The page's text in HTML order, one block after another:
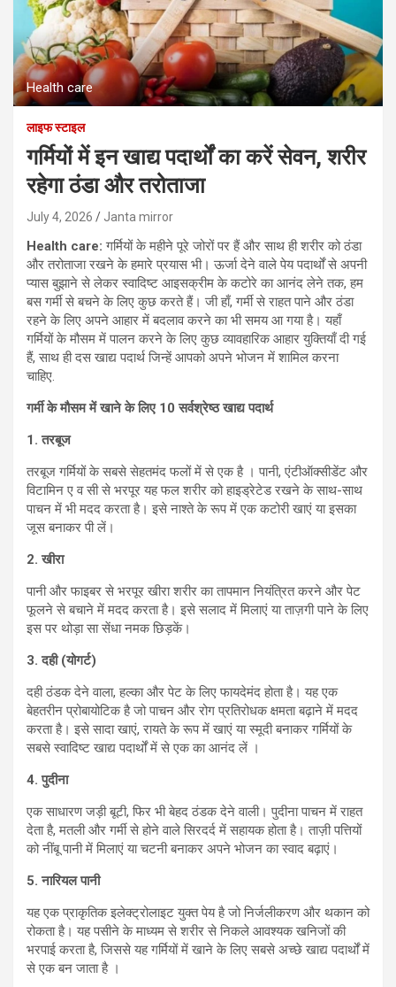
Health care
लाइफ स्टाइल
गर्मियों में इन खाद्य पदार्थों का करें सेवन, शरीर
रहेगा ठंडा और तरोताजा
July 4, 2026 Janta mirror
Health care:गर्मियों के महीने पूरे जोरों पर हैं और साथ ही शरीर को ठंडा
और तरोताजा रखने के हमारे प्रयास भी। ऊर्जा देने वाले पेय पदार्थों से अपनी
प्यास बुझाने से लेकर स्वादिष्ट आइसक्रीम के कटोरे का आनंद लेने तक, हम
बस गर्मी से बचने के लिए कुछ करते हैं। जी हाँ, गर्मी से राहत पाने और ठंडा
रहने के लिए अपने आहार में बदलाव करने का भी समय आ गया है। यहाँ
गर्मियों के मौसम में पालन करने के लिए कुछ व्यावहारिक आहार युक्तियाँ दी गई
हैं, साथ ही दस खाद्य पदार्थ जिन्हें आपको अपने भोजन में शामिल करना
चाहिए.
गर्मी के मौसम में खाने के लिए 10सर्वश्रेष्ठ खाद्य पदार्थ
1.तरबूज
तरबूज गर्मियों के सबसे सेहतमंद फलों में से एक है । पानी, एंटीऑक्सीडेंट और
विटामिन ए व सी से भरपूर यह फल शरीर को हाइड्रेटेड रखने के साथ-साथ
पाचन में भी मदद करता है। इसे नाश्ते के रूप में एक कटोरी खाएं या इसका
जूस बनाकर पी लें।
2.खीरा
पानी और फाइबर से भरपूर खीरा शरीर का तापमान नियंत्रित करने और पेट
फूलने से बचाने में मदद करता है। इसे सलाद में मिलाएं या ताज़गी पाने के लिए
इस पर थोड़ा सा सेंधा नमक छिड़कें।
3.दही (योगर्ट)
दही ठंडक देने वाला, हल्का और पेट के लिए फायदेमंद होता है। यह एक
बेहतरीन प्रोबायोटिक है जो पाचन और रोग प्रतिरोधक क्षमता बढ़ाने में मदद
करता है। इसे सादा खाएं, रायते के रूप में खाएं या स्मूदी बनाकर गर्मियों के
सबसे स्वादिष्ट खाद्य पदार्थों में से एक का आनंद लें ।
4.पुदीना
एक साधारण जड़ी बूटी, फिर भी बेहद ठंडक देने वाली। पुदीना पाचन में राहत
देता है, मतली और गर्मी से होने वाले सिरदर्द में सहायक होता है। ताज़ी पत्तियों
को नींबू पानी में मिलाएं या चटनी बनाकर अपने भोजन का स्वाद बढ़ाएं।
5.नारियल पानी
यह एक प्राकृतिक इलेक्ट्रोलाइट युक्त पेय है जो निर्जलीकरण और थकान को
रोकता है। यह पसीने के माध्यम से शरीर से निकले आवश्यक खनिजों की
भरपाई करता है, जिससे यह गर्मियों में खाने के लिए सबसे अच्छे खाद्य पदार्थों में
से एक बन जाता है ।